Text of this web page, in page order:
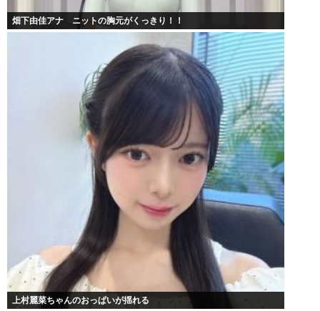
畑下由佳アナ ニットの胸元がくっきり！！
上村麗菜ちゃんのおっぱいが揺れる